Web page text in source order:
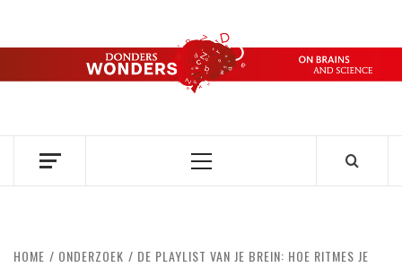
de
DONDERS
OVER HERSENEN EN WETENSCHAP // ON BRAINS AND
Primair
HOME ONDERZOEK
DE PLAYLIST VAN JE BREIN: HOE RITMES JE